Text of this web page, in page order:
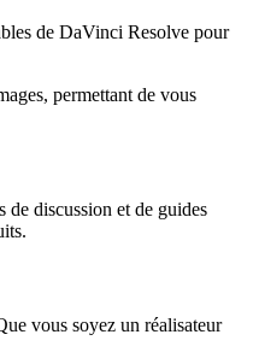
de DaVinci Resolve pour
permettant de vous
discussion et de guides
vous soyez un réalisateur